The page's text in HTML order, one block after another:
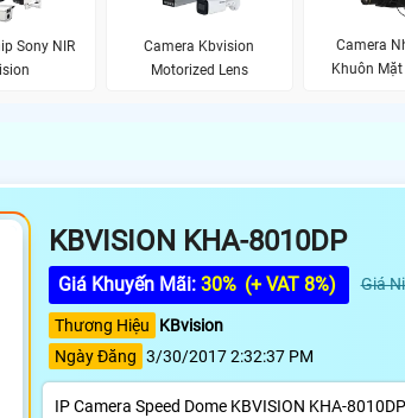
Sony NIR
Camera Kbvision
Motorized Lens
Camera
Khuôn
KBVISION KHA-8010DP
Giá Khuyến Mãi: 30% (+ VAT 8%) Giá
Thương Hiệu
KBvision
Ngày Đăng 3/30/2017 2:32:37 PM
IP Camera Speed Dome KBVISION KHA-